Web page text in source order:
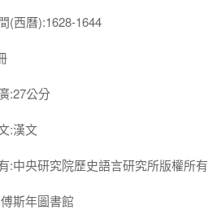
(西曆):1628-1644
:27公分
:漢文
:中央研究院歷史語言研究所版權所有
斯年圖書館